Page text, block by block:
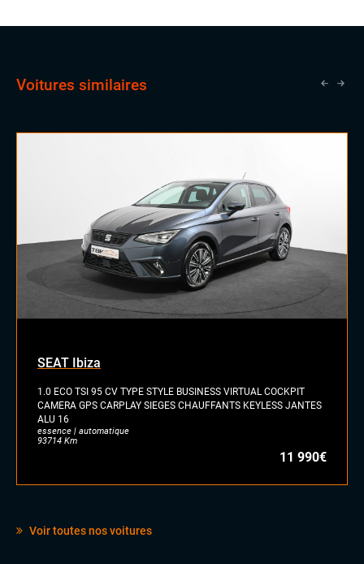
Voitures similaires
SEAT Ibiza
1.0 ECO TSI 95 CV TYPE STYLE BUSINESS VIRTUAL COCKPIT
CAMERA GPS CARPLAY SIEGES CHAUFFANTS KEYLESS JANTES
ALU 16
essence | automatique
93714 Km
11 990€
Voir toutes nos voitures